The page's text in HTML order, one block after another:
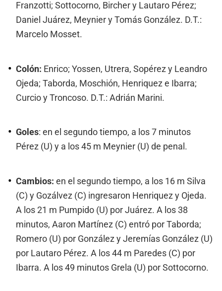
Franzotti; Sottocorno, Bircher y Lautaro Pérez;
Daniel Juárez, Meynier y Tomás González. D.T.:
Marcelo Mosset.
Colón: Enrico; Yossen, Utrera, Sopérez y Leandro
Ojeda; Taborda, Moschión, Henriquez e Ibarra;
Curcio y Troncoso. D.T.: Adrián Marini.
Goles: en el segundo tiempo, a los 7 minutos
Pérez (U) y a los 45 m Meynier (U) de penal.
Cambios: en el segundo tiempo, a los 16 m Silva
(C) y Gozálvez (C) ingresaron Henriquez y Ojeda.
A los 21 m Pumpido (U) por Juárez. A los 38
minutos, Aaron Martínez (C) entró por Taborda;
Romero (U) por González y Jeremías González (U)
por Lautaro Pérez. A los 44 m Paredes (C) por
Ibarra. A los 49 minutos Grela (U) por Sottocorno.